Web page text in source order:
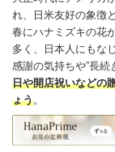
れ、日米友好の象徴
春にハナミズキの花
多く、日本人にもな
感謝の気持ちや”長続
日や開店祝いなどの
ょう。